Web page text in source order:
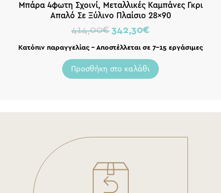
Μπάρα 4φωτη Σχοινί, Μεταλλικές Καμπάνες Γκρι
Απαλό Σε Ξύλινο Πλαίσιο 28×90
414,00€ 342,30€
Κατόπιν παραγγελίας – Αποστέλλεται σε 7-15 εργάσιμες
Προσθήκη στο καλάθι